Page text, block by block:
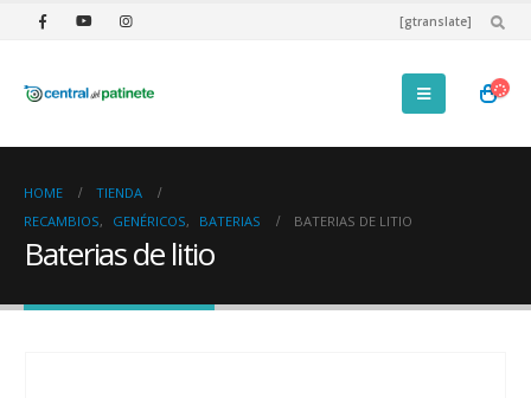
[gtranslate]
HOME
TIENDA
RECAMBIOS, GENÉRICOS, BATERIAS BATERIAS DE LITIO
Baterias de litio